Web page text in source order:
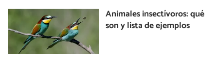
Animales insectívoros: qué
son y lista de ejemplos